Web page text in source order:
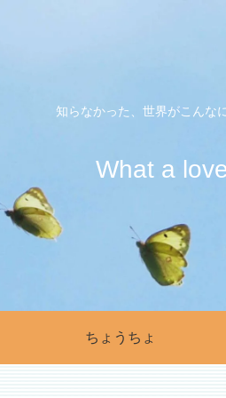
知らなかった、世界がこんな
What a
ちょうちょ